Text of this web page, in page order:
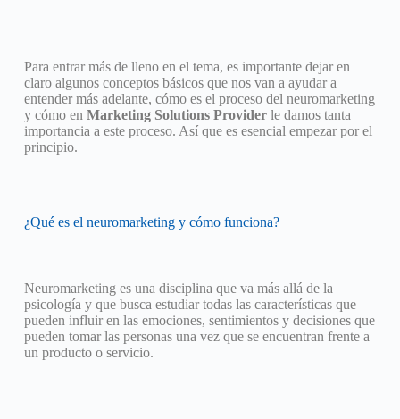
Para entrar más de lleno en el tema, es importante dejar en
claro algunos conceptos básicos que nos van a ayudar a
entender más adelante, cómo es el proceso del neuromarketing
y cómo en Marketing Solutions Providerle damos tanta
importancia a este proceso. Así que es esencial empezar por el
principio.
¿Qué es el neuromarketing y cómo funciona?
Neuromarketing es una disciplina que va más allá de la
psicología y que busca estudiar todas las características que
pueden influir en las emociones, sentimientos y decisiones que
pueden tomar las personas una vez que se encuentran frente a
un producto o servicio.